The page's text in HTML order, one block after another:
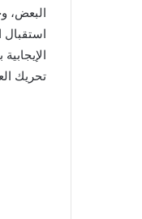
البعض،
تحريك